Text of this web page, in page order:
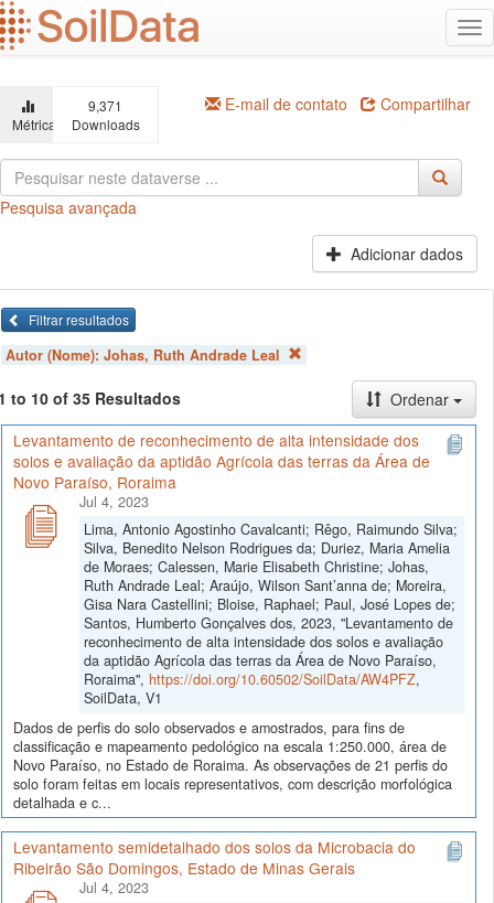
Ir
para
o
principal
Métricas
9,371
Downloads
E-mail de contato Compartilhar
Pesquisa avançada
Adicionar dados
Filtrar resultados
Autor (Nome): Johas, Ruth Andrade Leal
to 10 of 35 Resultados
Ordenar
Levantamento de reconhecimento de alta intensidade dos
solos e avaliação da aptidão Agrícola das terras da Área de
Novo Paraíso, Roraima
Jul 4, 2023
Lima, Antonio Agostinho Cavalcanti; Rêgo, Raimundo Silva;
Silva, Benedito Nelson Rodrigues da; Duriez, Maria Amelia
de Moraes; Calessen, Marie Elisabeth Christine; Johas,
Ruth Andrade Leal; Araújo, Wilson Sant’anna de; Moreira,
Gisa Nara Castellini; Bloise, Raphael; Paul, José Lopes de;
Santos, Humberto Gonçalves dos, 2023, "Levantamento de
reconhecimento de alta intensidade dos solos e avaliação
da aptidão Agrícola das terras da Área de Novo Paraíso,
Roraima", https://doi.org/10.60502/SoilData/AW4PFZ,
SoilData, V1
Dados de perfis do solo observados e amostrados, para fins de
classificação e mapeamento pedológico na escala 1:250.000, área de
Novo Paraíso, no Estado de Roraima. As observações de 21 perfis do
solo foram feitas em locais representativos, com descrição morfológica
detalhada e c...
Levantamento semidetalhado dos solos da Microbacia do
Ribeirão São Domingos, Estado de Minas Gerais
Jul 4, 2023